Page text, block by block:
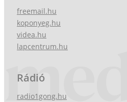
freemail.hu
koponyeg.hu
videa.hu
lapcentrum.hu
Rádió
radio1gong.hu